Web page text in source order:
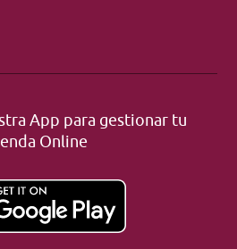
App para gestionar tu
Online